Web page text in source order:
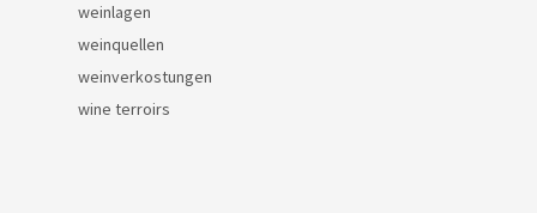
weinlagen
weinquellen
weinverkostungen
wine terroirs